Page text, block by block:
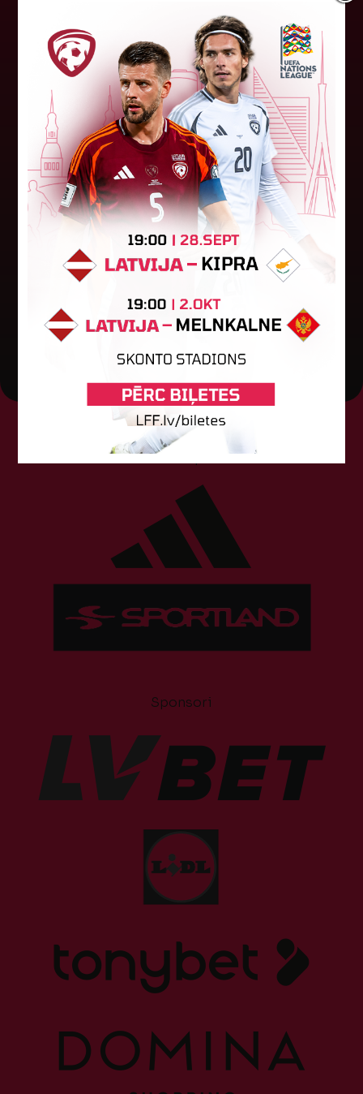
Latvijas tiesnešiem uztic darbu
UEFA Eiropas līgā
Latvijas tiesnešu brigāde apkalpos UEFA Eiropas
līgas kvalifikācijas spēli šovakar Dublinā starp
"Shamrock Rovers" un "Egnatia" komandām.
Andris Treimanis pildīs galvenā...
04. augusts 2026.
Tehniskais sponsors
Sponsori